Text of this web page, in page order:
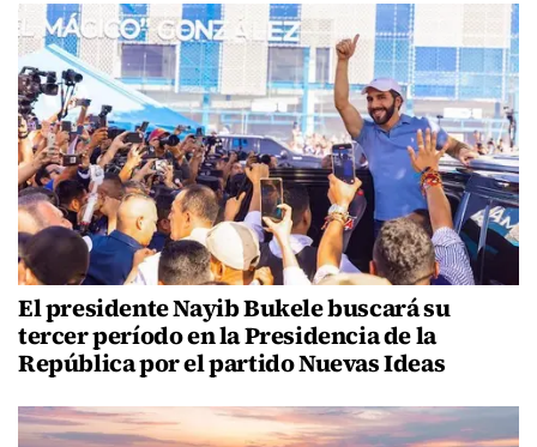
El presidente Nayib Bukele buscará su
tercer período en la Presidencia de la
República por el partido Nuevas Ideas